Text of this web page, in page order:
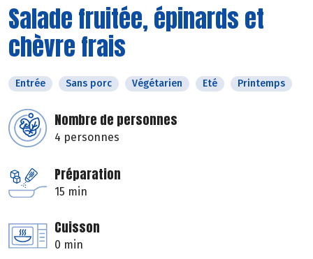
Salade fruitée, épinards et
chèvre frais
Entrée Sans porc Végétarien Eté Printemps
Nombre de personnes
4 personnes
Préparation
15 min
Cuisson
0 min